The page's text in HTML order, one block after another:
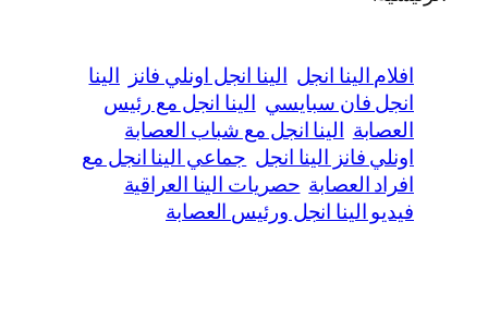
افلام الينا انجل الينا انجل اونلي فانز الينا
انجل فان سبايسي الينا انجل مع رئيس
العصابة الينا انجل مع شباب العصابة
اونلي فانز الينا انجل جماعي الينا انجل مع
افراد العصابة حصريات الينا العراقية
فيديو الينا انجل ورئيس العصابة